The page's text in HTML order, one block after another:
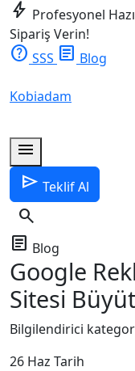
bolt Profesyonel
Sipariş Verin!
help SSS article Blog
Kobiadam
menu
send Teklif Al
search
article Blog
Google
Sitesi
Bilgilendirici
26 Haz Tarih